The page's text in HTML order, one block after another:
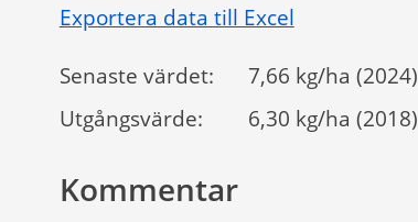
Exportera data till Excel
Senaste värdet:
7,66 kg/ha (2024)
Utgångsvärde:
6,30 kg/ha (2018)
Kommentar